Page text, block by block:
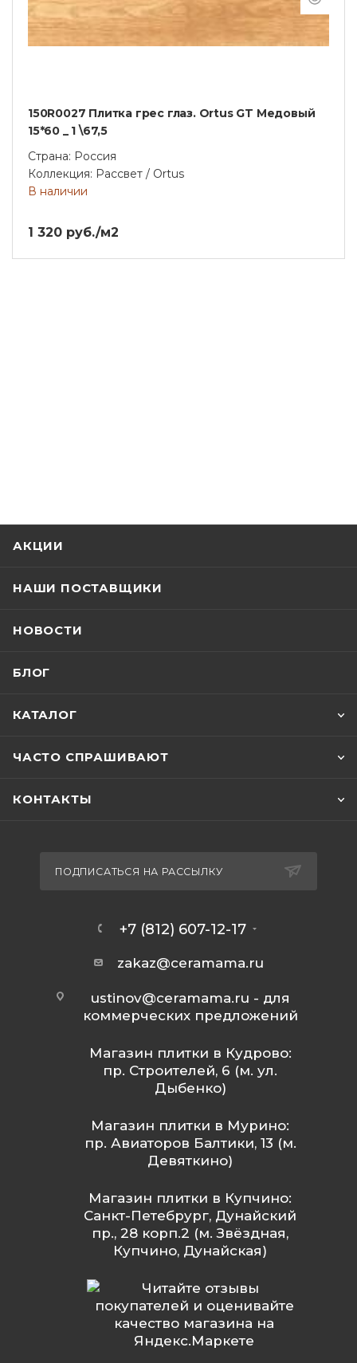
150R0027 Плитка грес глаз. Ortus GT Медовый
15*60 _ 1 \67,5
Страна: Россия
Коллекция: Рассвет / Ortus
В наличии
1 320 руб./м2
АКЦИИ
НАШИ ПОСТАВЩИКИ
НОВОСТИ
БЛОГ
КАТАЛОГ
ЧАСТО СПРАШИВАЮТ
КОНТАКТЫ
ПОДПИСАТЬСЯ НА РАССЫЛКУ
+7 (812) 607-12-17
zakaz@ceramama.ru
ustinov@ceramama.ru - для
коммерческих предложений
Магазин плитки в Кудрово:
пр. Строителей, 6 (м. ул.
Дыбенко)
Магазин плитки в Мурино:
пр. Авиаторов Балтики, 13 (м.
Девяткино)
Магазин плитки в Купчино:
Санкт-Петебрург, Дунайский
пр., 28 корп.2 (м. Звёздная,
Купчино, Дунайская)